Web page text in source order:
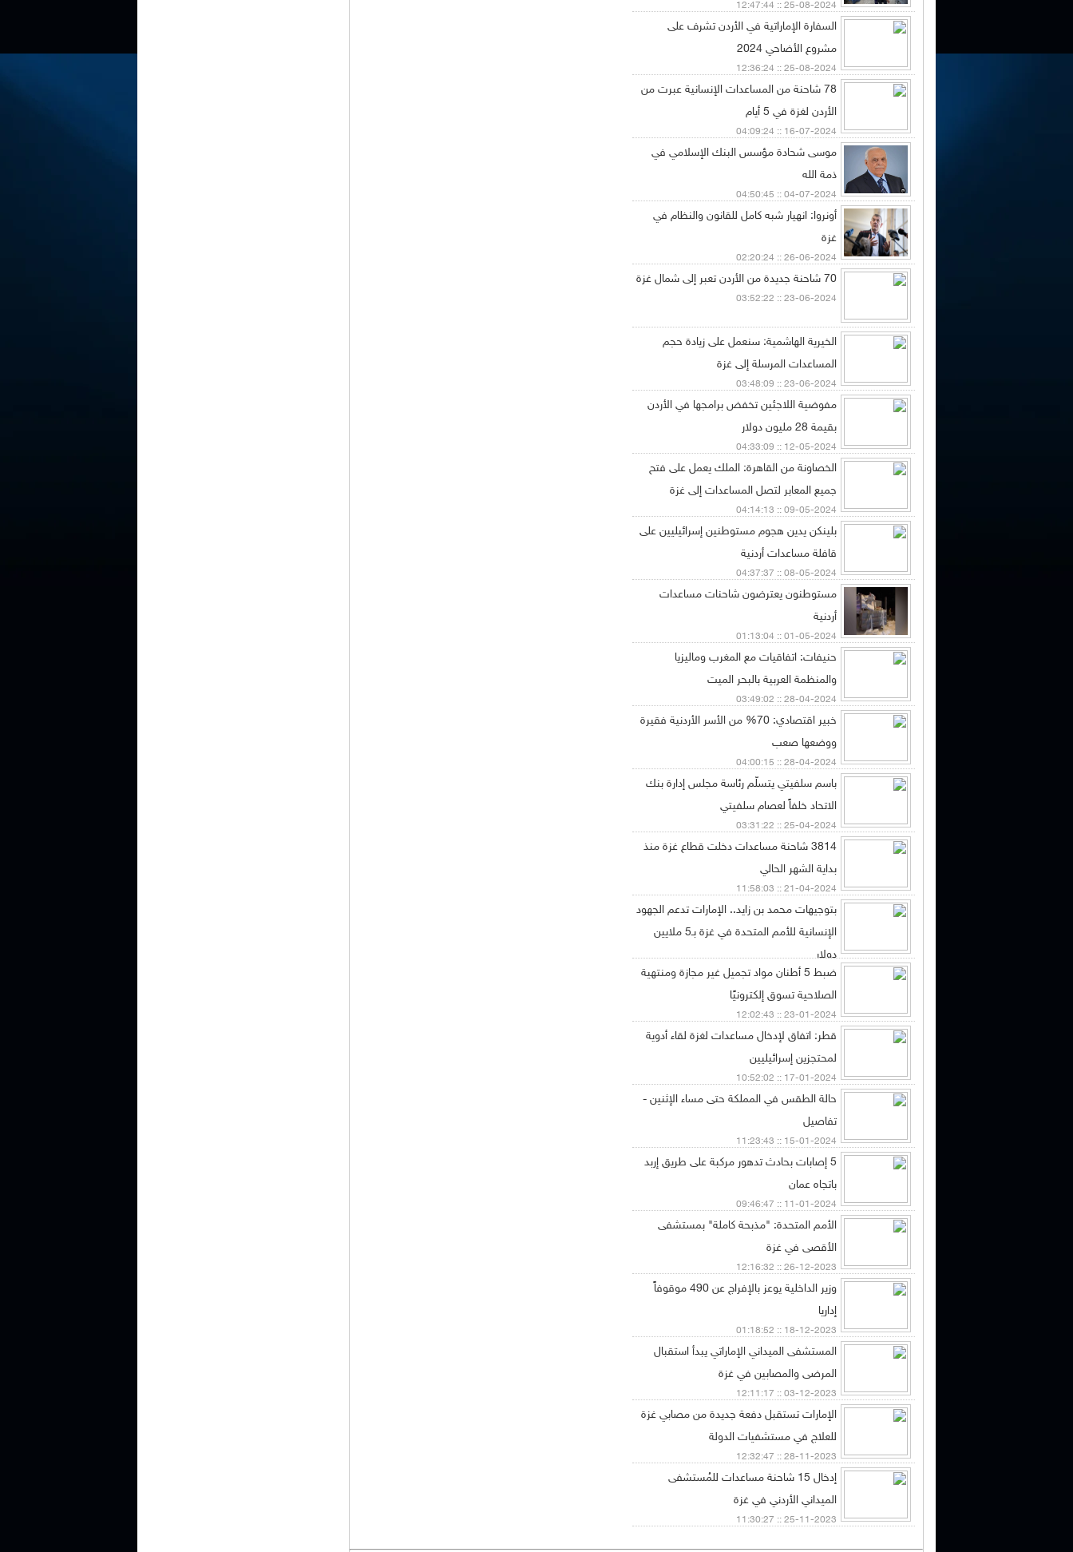
25-08-2024 :: 12:47:44
السفارة الإماراتية في الأردن تشرف على
مشروع الأضاحي 2024
25-08-2024 :: 12:36:24
78 شاحنة من المساعدات الإنسانية عبرت من
الأردن لغزة في 5 أيام
16-07-2024 :: 04:09:24
موسى شحادة مؤسس البنك الإسلامي في
ذمة الله
04-07-2024 :: 04:50:45
أونروا: انهيار شبه كامل للقانون والنظام في
غزة
26-06-2024 :: 02:20:24
70 شاحنة جديدة من الأردن تعبر إلى شمال غزة
23-06-2024 :: 03:52:22
الخيرية الهاشمية: سنعمل على زيادة حجم
المساعدات المرسلة إلى غزة
23-06-2024 :: 03:48:09
مفوضية اللاجئين تخفض برامجها في الأردن
بقيمة 28 مليون دولار
12-05-2024 :: 04:33:09
الخصاونة من القاهرة: الملك يعمل على فتح
جميع المعابر لتصل المساعدات إلى غزة
09-05-2024 :: 04:14:13
بلينكن يدين هجوم مستوطنين إسرائيليين على
قافلة مساعدات أردنية
08-05-2024 :: 04:37:37
مستوطنون يعترضون شاحنات مساعدات
أردنية
01-05-2024 :: 01:13:04
حنيفات: اتفاقيات مع المغرب وماليزيا
والمنظمة العربية بالبحر الميت
28-04-2024 :: 03:49:02
خبير اقتصادي: 70% من الأسر الأردنية فقيرة
ووضعها صعب
28-04-2024 :: 04:00:15
باسم سلفيتي يتسلّم رئاسة مجلس إدارة بنك
الاتحاد خلفاً لعصام سلفيتي
25-04-2024 :: 03:31:22
3814 شاحنة مساعدات دخلت قطاع غزة منذ
بداية الشهر الحالي
21-04-2024 :: 11:58:03
بتوجيهات محمد بن زايد.. الإمارات تدعم الجهود
الإنسانية للأمم المتحدة في غزة بـ5 ملايين
دولار
03-02-2024 :: 12:13:11
ضبط 5 أطنان مواد تجميل غير مجازة ومنتهية
الصلاحية تسوق إلكترونيًا
23-01-2024 :: 12:02:43
قطر: اتفاق لإدخال مساعدات لغزة لقاء أدوية
لمحتجزين إسرائيليين
17-01-2024 :: 10:52:02
حالة الطقس في المملكة حتى مساء الإثنين -
تفاصيل
15-01-2024 :: 11:23:43
5 إصابات بحادث تدهور مركبة على طريق إربد
باتجاه عمان
11-01-2024 :: 09:46:47
الأمم المتحدة: "مذبحة كاملة" بمستشفى
الأقصى في غزة
26-12-2023 :: 12:16:32
وزير الداخلية يوعز بالإفراج عن 490 موقوفاً
إداريا
18-12-2023 :: 01:18:52
المستشفى الميداني الإماراتي يبدأ استقبال
المرضى والمصابين في غزة
03-12-2023 :: 12:11:17
الإمارات تستقبل دفعة جديدة من مصابي غزة
للعلاج في مستشفيات الدولة
28-11-2023 :: 12:32:47
إدخال 15 شاحنة مساعدات للمُستشفى
الميداني الأردني في غزة
25-11-2023 :: 11:30:27